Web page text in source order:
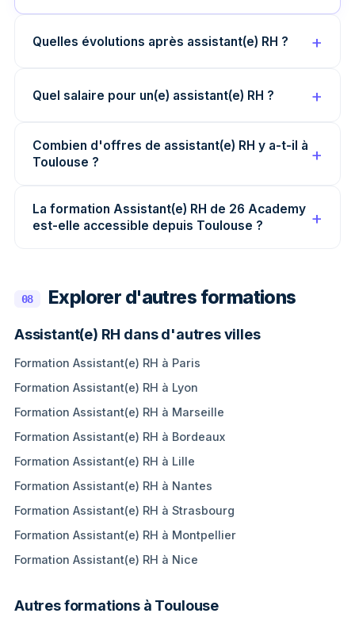
Quelles évolutions après assistant(e) RH ?
Quel salaire pour un(e) assistant(e) RH ?
Combien d'offres de assistant(e) RH y a-t-il à
Toulouse ?
La formation Assistant(e) RH de 26 Academy
est-elle accessible depuis Toulouse ?
08 Explorer d'autres formations
Assistant(e) RH dans d'autres villes
Formation Assistant(e) RH à Paris
Formation Assistant(e) RH à Lyon
Formation Assistant(e) RH à Marseille
Formation Assistant(e) RH à Bordeaux
Formation Assistant(e) RH à Lille
Formation Assistant(e) RH à Nantes
Formation Assistant(e) RH à Strasbourg
Formation Assistant(e) RH à Montpellier
Formation Assistant(e) RH à Nice
Autres formations à Toulouse